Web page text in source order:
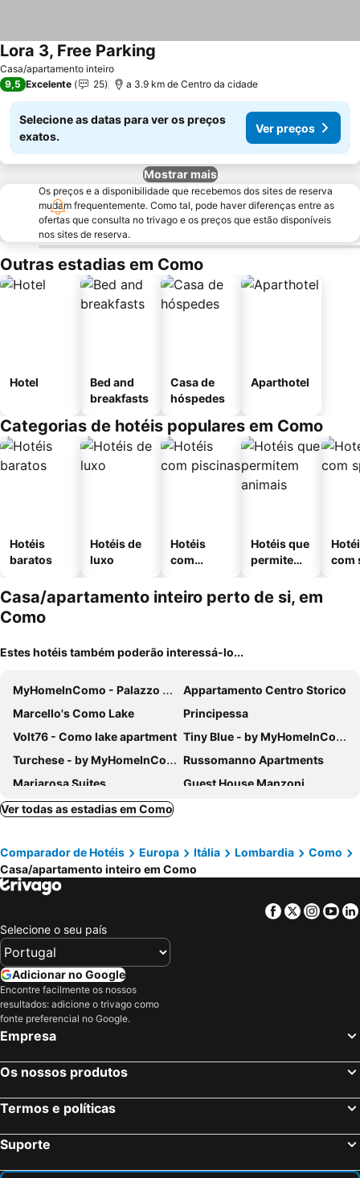
Casa/apartamento inteiro
Lora 3, Free Parking
9,5 Excelente 25 a 3.9 km de Centro da cidade
Selecione as datas para ver os preços
exatos.
Ver preços
Mostrar mais
Os preços e a disponibilidade que recebemos dos sites de reserva
mudam frequentemente. Como tal, pode haver diferenças entre as
ofertas que consulta no trivago e os preços que estão disponíveis
nos sites de reserva.
Outras estadias em Como
Hotel
Bed and
breakfasts
Casa de
hóspedes
Aparthotel
Categorias de hotéis populares em Como
Hotéis
baratos
Hotéis de
luxo
Hotéis
com
Hotéis que
permitem
com
Casa/apartamento inteiro perto de si, em
Como
Estes hotéis também poderão interessá-lo...
MyHomeInComo - Palazzo Garibaldi
Appartamento Centro Storico
Marcello's Como Lake
Principessa
Volt76 - Como lake apartment Tiny Blue - by MyHomeInComo
Turchese - by MyHomeInComo
Russomanno Apartments
Mariarosa Suites
Guest House Manzoni
Italianway - Piazza Amendola 14
Ver todas as estadias em Como
Comparador de Hotéis Europa Itália Lombardia
Como
Casa/apartamento inteiro em Como
Facebook
Twitter
Selecione o seu país
Adicionar no Google
Encontre facilmente os nossos
resultados: adicione o trivago como
fonte preferencial no Google.
Empresa
Os nossos produtos
Termos e políticas
Suporte